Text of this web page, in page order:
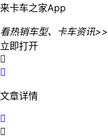
来卡车之家App
看热销车型、卡车资讯>>
立即打开


文章详情

